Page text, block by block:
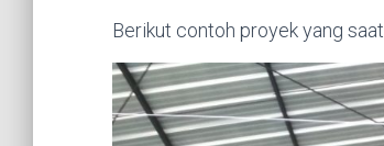
Berikut contoh proyek yang